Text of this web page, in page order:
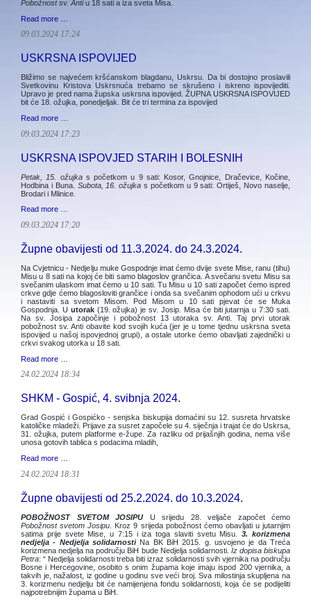
Pobožnost sv. Antiu 18 sati a iza sveta Misa.
Read more …
09.03.2024 17:24
USKRSNA ISPOVIJED
Bližimo se najvećem kršćanskom blagdanu, Uskrsu. Da bi dostojno proslavili
Svetkovinu Kristova Uskrsnuća trebamo se skrušeno i iskreno ispovijediti.
Upravo je pred nama župska uskrsna ispovijed. ŽUPNA USKRSNA ISPOVIJED
bit će 18. ožujka, ponedjeljak. Bit će tri termina za ispovijed
Read more …
09.03.2024 17:23
USKRSNA ISPOVJED STARIH I BOLESNIH
Petak, 15. ožujka s početkom u 9 sati: Kosor, Gnojnice, Dračevice, Kočine,
Hodbina i Buna. Subota, 16. ožujkas početkom u 9 sati: Ortiješ, Novo naselje,
Brodari i Mlinice.
Read more …
09.03.2024 17:20
Župne obavijesti od 11.3.2024. do 24.3.2024.
Na Cvjetnicu - Nedjelju muke Gospodnje imat ćemo dvije svete Mise, ranu (tihu)
Misu u 8 sati na kojoj će biti samo blagoslov grančica. A svečanu svetu Misu sa
svečanim ulaskom imat ćemo u 10 sati. Tu Misu u 10 sati započet ćemo ispred
crkve gdje ćemo blagosloviti grančice i onda sa svečanim ophodom ući u crkvu
i nastaviti sa svetom Misom. Pod Misom u 10 sati pjevat će se Muka
Gospodnja. U utorak (19. ožujka) je sv. Josip. Misa će biti jutarnja u 7:30 sati.
Na sv. Josipa započinje i pobožnost 13 utoraka sv. Anti. Taj prvi utorak
pobožnost sv. Anti obavite kod svojih kuća (jer je u tome tjednu uskrsna sveta
ispovijed u našoj ispovjednoj grupi), a ostale utorke ćemo obavljati zajednički u
crkvi svakog utorka u 18 sati.
Read more …
24.02.2024 18:34
SHKM - Gospić, 4. svibnja 2024.
Grad Gospić i Gospićko - senjska biskupija domaćini su 12. susreta hrvatske
katoličke mladeži. Prijave za susret započele su 4. siječnja i trajat će do Uskrsa,
31. ožujka, putem platforme e-župe. Za razliku od prijašnjih godina, nema više
unosa gotovih tablica s podacima mladih,
Read more …
24.02.2024 18:31
Župne obavijesti od 25.2.2024. do 10.3.2024.
POBOŽNOST SVETOM JOSIPU U srijedu 28. veljače započet ćemo
Pobožnost svetom Josipu . Kroz 9 srijeda pobožnost ćemo obavljati u jutarnjim
satima prije svete Mise, u 7:15 i iza toga slaviti svetu Misu.3. korizmena
nedjelja - Nedjelja solidarnosti Na BK BiH 2015. g. usvojeno je da Treća
korizmena nedjelja na području BiH bude Nedjelja solidarnosti. Iz dopisa biskupa
Petra: “ Nedjelja solidarnosti treba biti izraz solidarnosti svih vjernika na području
Bosne i Hercegovine, osobito s onim župama koje imaju ispod 200 vjernika, a
takvih je, nažalost, iz godine u godinu sve veći broj. Sva milostinja skupljena na
3. korizmenu nedjelju bit će namijenjena fondu solidarnosti, koja će se podijeliti
najpotrebnijim župama u BiH.